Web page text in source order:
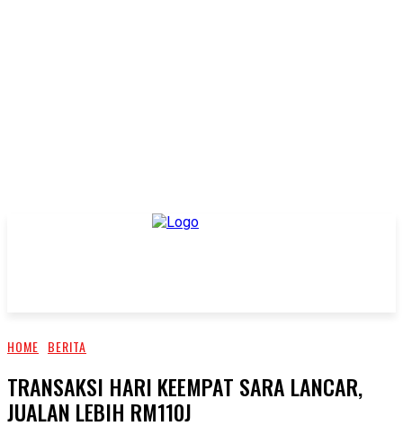
HOME BERITA
TRANSAKSI HARI KEEMPAT SARA LANCAR,
JUALAN LEBIH RM110J